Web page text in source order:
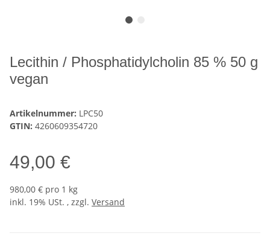
Lecithin / Phosphatidylcholin 85 % 50 g
vegan
Artikelnummer: LPC50
GTIN: 4260609354720
49,00 €
980,00 € pro 1 kg
inkl. 19% USt. , zzgl. Versand